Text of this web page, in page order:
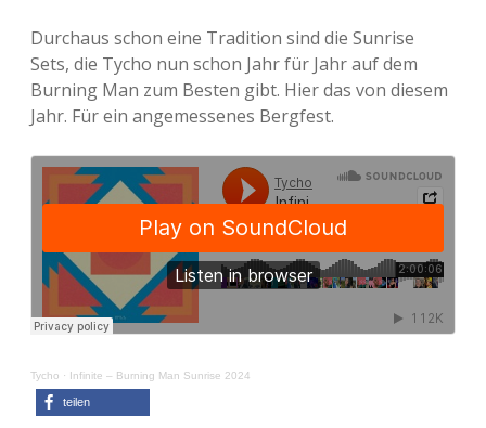
Durchaus schon eine Tradition sind die Sunrise
Sets, die Tycho nun schon Jahr für Jahr auf dem
Burning Man zum Besten gibt. Hier das von diesem
Jahr. Für ein angemessenes Bergfest.
Tycho · Infinite – Burning Man Sunrise 2024
teilen